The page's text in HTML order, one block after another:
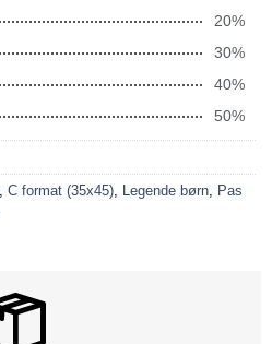
20%
30%
40%
50%
C format (35x45) Legende børn
Pas